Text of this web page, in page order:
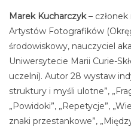
Marek Kucharczyk–
Artystów Fotografików
środowiskowy, nauczyciel
Uniwersytecie Marii Curie-
uczelni). Autor 28 wystaw
struktury i myśli ulotne”,
„Powidoki”, „Repetycje”,
znaki przestankowe”,